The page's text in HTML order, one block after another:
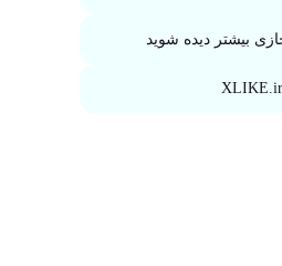
بیشتر دیده شوید
XLIKE.ir